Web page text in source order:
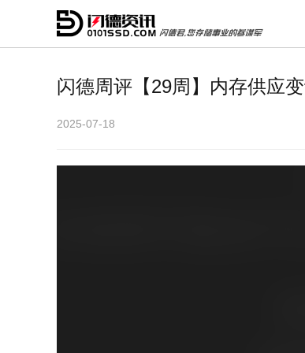
闪德周评【29周】内存供应
2025-07-18